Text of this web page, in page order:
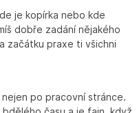
je kopírka nebo kde
dobře zadání nějakého
začátku praxe ti všichni
po pracovní stránce.